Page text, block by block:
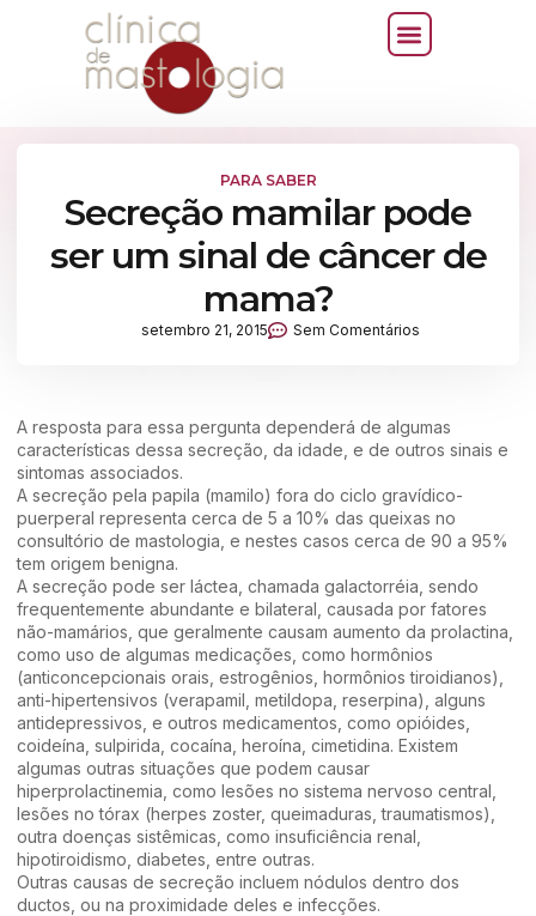
PARA SABER
Secreção mamilar pode
ser um sinal de câncer de
mama?
setembro 21, 2015 Sem Comentários
A resposta para essa pergunta dependerá de algumas
características dessa secreção, da idade, e de outros sinais e
sintomas associados.
A secreção pela papila (mamilo) fora do ciclo gravídico-
puerperal representa cerca de 5 a 10% das queixas no
consultório de mastologia, e nestes casos cerca de 90 a 95%
tem origem benigna.
A secreção pode ser láctea, chamada galactorréia, sendo
frequentemente abundante e bilateral, causada por fatores
não-mamários, que geralmente causam aumento da prolactina,
como uso de algumas medicações, como hormônios
(anticoncepcionais orais, estrogênios, hormônios tiroidianos),
anti-hipertensivos (verapamil, metildopa, reserpina), alguns
antidepressivos, e outros medicamentos, como opióides,
coideína, sulpirida, cocaína, heroína, cimetidina. Existem
algumas outras situações que podem causar
hiperprolactinemia, como lesões no sistema nervoso central,
lesões no tórax (herpes zoster, queimaduras, traumatismos),
outra doenças sistêmicas, como insuficiência renal,
hipotiroidismo, diabetes, entre outras.
Outras causas de secreção incluem nódulos dentro dos
ductos, ou na proximidade deles e infecções.